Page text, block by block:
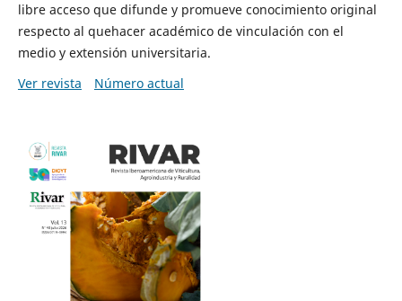
libre acceso que difunde y promueve conocimiento original
respecto al quehacer académico de vinculación con el
medio y extensión universitaria.
Ver revista
Número actual